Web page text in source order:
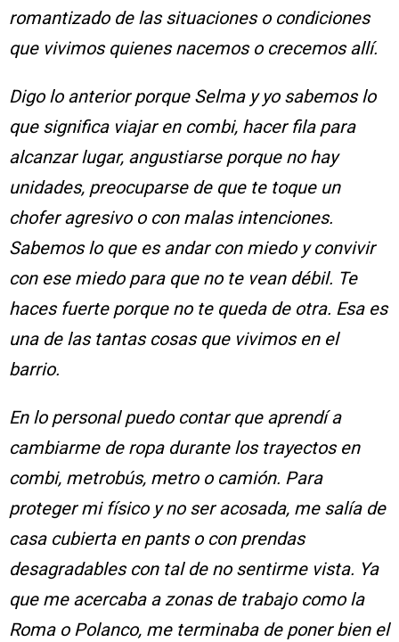
romantizado de las situaciones o condiciones
que vivimos quienes nacemos o crecemos allí.
Digo lo anterior porque Selma y yo sabemos lo
que significa viajar en combi, hacer fila para
alcanzar lugar, angustiarse porque no hay
unidades, preocuparse de que te toque un
chofer agresivo o con malas intenciones.
Sabemos lo que es andar con miedo y convivir
con ese miedo para que no te vean débil. Te
haces fuerte porque no te queda de otra. Esa es
una de las tantas cosas que vivimos en el
barrio.
En lo personal puedo contar que aprendí a
cambiarme de ropa durante los trayectos en
combi, metrobús, metro o camión. Para
proteger mi físico y no ser acosada, me salía de
casa cubierta en pants o con prendas
desagradables con tal de no sentirme vista. Ya
que me acercaba a zonas de trabajo como la
Roma o Polanco, me terminaba de poner bien el